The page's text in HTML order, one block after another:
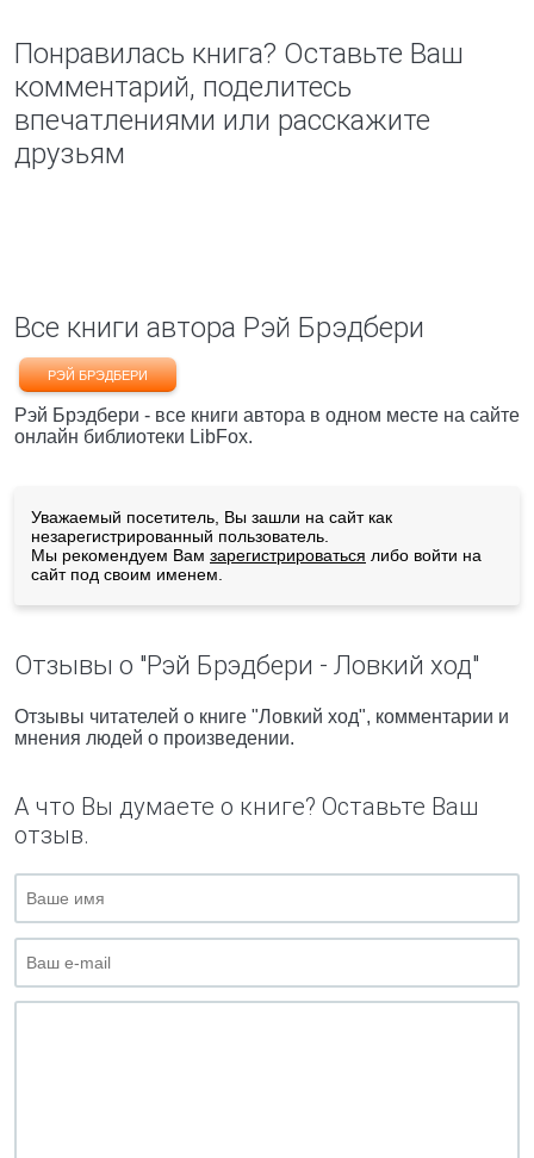
Понравилась книга? Оставьте Ваш
комментарий, поделитесь
впечатлениями или расскажите
друзьям
Все книги автора Рэй Брэдбери
РЭЙ БРЭДБЕРИ
Рэй Брэдбери - все книги автора в одном месте на сайте
онлайн библиотеки LibFox.
Уважаемый посетитель, Вы зашли на сайт как
незарегистрированный пользователь.
Мы рекомендуем Вам зарегистрироваться либо войти на
сайт под своим именем.
Отзывы о "Рэй Брэдбери - Ловкий ход"
Отзывы читателей о книге "Ловкий ход", комментарии и
мнения людей о произведении.
А что Вы думаете о книге? Оставьте Ваш
отзыв.